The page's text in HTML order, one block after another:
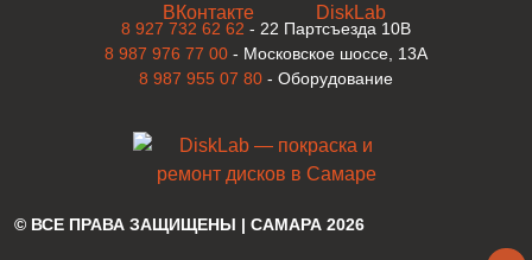
8 927 732 62 62 - 22 Партсъезда 10В
8 987 976 77 00 - Московское шоссе, 13А
8 987 955 07 80 - Оборудование
© ВСЕ ПРАВА ЗАЩИЩЕНЫ | САМАРА 2026